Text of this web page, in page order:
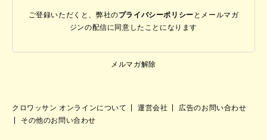
ご登録いただくと、弊社のプライバシーポリシー と メールマガ
ジンの配信に同意したことになります
メルマガ解除
クロワッサン オンラインについて 運営会社
広告のお問い合わせ
その他のお問い合わせ